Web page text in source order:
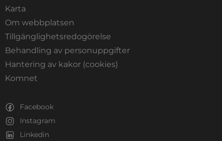
Karta
Om webbplatsen
Tillgänglighetsredogörelse
Behandling av personuppgifter
Hantering av kakor (cookies)
Komnet
Facebook
Instagram
Linkedin